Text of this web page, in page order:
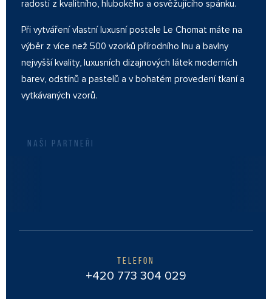
radosti z kvalitního, hlubokého a osvěžujícího spánku.
Při vytváření vlastní luxusní postele Le Chomat máte na
výběr z více než 500 vzorků přírodního lnu a bavlny
nejvyšší kvality, luxusních dizajnových látek moderních
barev, odstínů a pastelů a v bohatém provedení tkaní a
vytkávaných vzorů.
NAŠI PARTNEŘI
TELEFON
+420 773 304 029